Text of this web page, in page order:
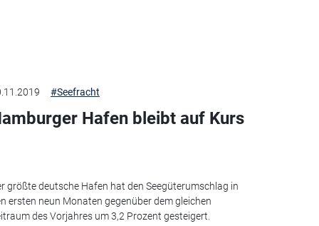
#Seefracht
Hafen bleibt auf Kurs
größte deutsche Hafen hat den Seegüterumschlag in
ersten neun Monaten gegenüber dem gleichen
des Vorjahres um 3,2 Prozent gesteigert.